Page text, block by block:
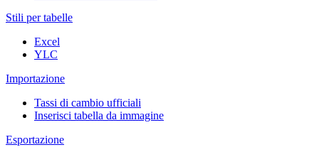
Stili per tabelle
Excel
YLC
Importazione
Tassi di cambio ufficiali
Inserisci tabella da immagine
Esportazione